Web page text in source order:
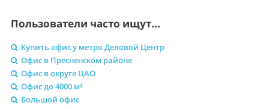
Пользователи часто ищут...
Купить офис у метро Деловой Центр
Офис в Пресненском районе
Офис в округе ЦАО
Офис до 4000 м²
Большой офис